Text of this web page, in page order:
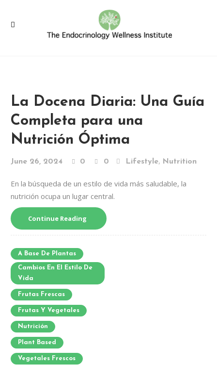
La Docena Diaria: Una Guía
Completa para una
Nutrición Óptima
June 26, 2024 0 0 Lifestyle, Nutrition
En la búsqueda de un estilo de vida más saludable, la
nutrición ocupa un lugar central.
Continue Reading
A Base De Plantas
Cambios En El Estilo De
Vida
Frutas Frescas
Frutas Y Vegetales
Nutrición
Plant Based
Vegetales Frescos